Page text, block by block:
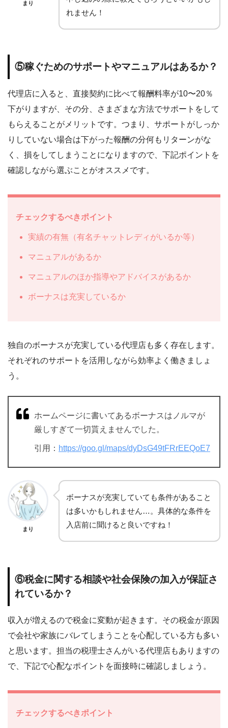
まり
れません！
⑤稼ぐためのサポートやマニュアルはあるか？
代理店に入ると、直接契約に比べて報酬料率が10〜20％
下がりますが、その分、さまざまな方法でサポートをして
もらえることがメリットです。つまり、サポートがしっか
りしていない場合は下がった報酬の分何もリターンがな
く、損をしてしまうことになりますので、下記ポイントを
確認しながら選ぶことがオススメです。
チェックするべきポイント
実績の有無（有名チャットレディがいるか等）
マニュアルがあるか
マニュアルのほか指導やアドバイスがあるか
ボーナスは充実しているか
独自のボーナスが充実している代理店も多く存在します。
それぞれのサポートを活用しながら効率よく働きましょ
う。
ホームページに書いてあるボーナスはノルマが
厳しすぎて一切貰えませんでした。
引用： https://goo.gl/maps/dyDsG49tFRrEEQoE7
まり
ボーナスが充実していても条件があること
は多いかもしれません…。具体的な条件を
入店前に聞けると良いですね！
⑥税金に関する相談や社会保険の加入が保証さ
れているか？
収入が増えるので税金に変動が起きます。その税金が原因
で会社や家族にバレてしまうことを心配している方も多い
と思います。担当の税理士さんがいる代理店もありますの
で、下記で心配なポイントを面接時に確認しましょう。
チェックするべきポイント